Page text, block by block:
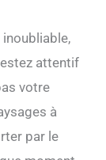
attentif
votre
à
par le